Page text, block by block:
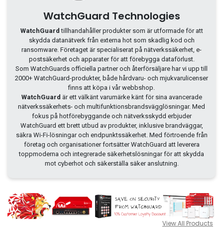
Skärmar och Projektorer
Olika produkter
Servrar och lagringsutrustning
Dator PC-system
Kontorsmaterial
Elektrisk utrustning
Kontorsmaterial och tillbehör
Tools
Nätverksdata Rack och serverskåp
Kabelutrustning
KVM-utrustning
Ström- och UPS-utrustning
WatchGuard Technologies
WatchGuard tillhandahåller produkter som är utformade för att
skydda datanätverk från externa hot som skadlig kod och
ransomware. Företaget är specialiserat på nätverkssäkerhet, e-
postsäkerhet och apparater för att förebygga dataförlust.
Som WatchGuards officiella partner och återförsäljare har vi upp till
2000+ WatchGuard-produkter, både hårdvaru- och mjukvarulicenser
finns att köpa i vår webbshop.
WatchGuard är ett välkänt varumärke känt för sina avancerade
nätverkssäkerhets- och multifunktionsbrandsvägglösningar. Med
fokus på hotförebyggande och nätverksskydd erbjuder
WatchGuard ett brett utbud av produkter, inklusive brandväggar,
säkra Wi-Fi-lösningar och endpunktssäkerhet. Med förtroende från
företag och organisationer fortsätter WatchGuard att leverera
toppmoderna och integrerade säkerhetslösningar för att skydda
mot cyberhot och säkerställa säker anslutning.
View All Products